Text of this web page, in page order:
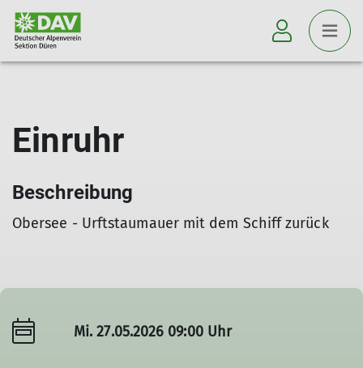
Einruhr
Beschreibung
Obersee - Urftstaumauer mit dem Schiff zurück
Mi. 27.05.2026 09:00 Uhr